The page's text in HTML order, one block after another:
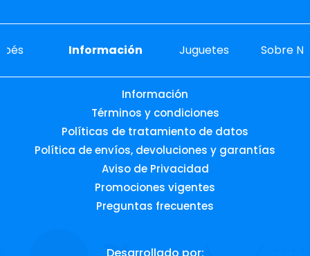
Información Juguetes Sobre
Información
Términos y condiciones
Políticas de tratamiento de datos
Política de envíos, devoluciones y garantías
Aviso de Privacidad
Promociones vigentes
Preguntas frecuentes